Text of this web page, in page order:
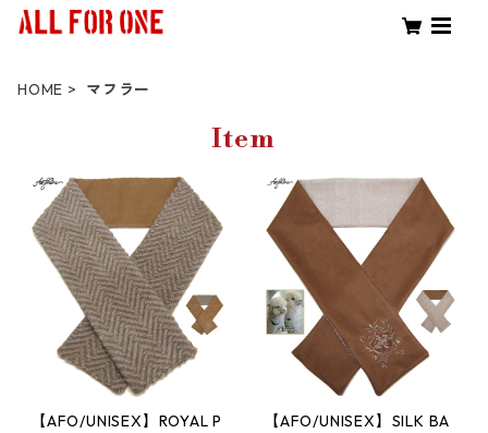
HOME マフラー
Item
【AFO/UNISEX】ROYAL P
【AFO/UNISEX】SILK BA